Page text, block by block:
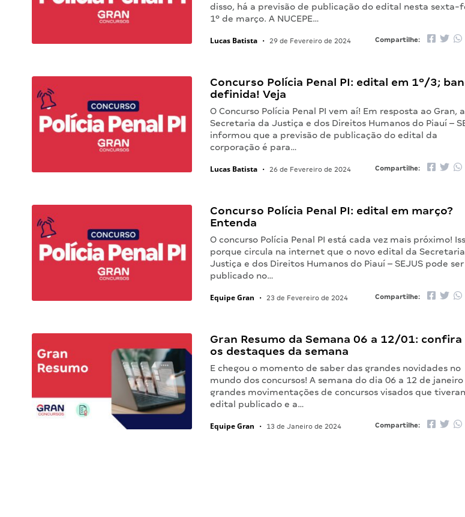
disso, há a previsão de publicação do edital nesta sexta-
1º de março. A NUCEPE…
Lucas Batista • 29 de Fevereiro de 2024 Compartilhe:
Concurso Polícia Penal PI: edital em 1º/3;
definida! Veja
O Concurso Polícia Penal PI vem aí! Em resposta ao Gran, a
Secretaria da Justiça e dos Direitos Humanos do Piauí –
informou que a previsão de publicação do edital da
corporação é para…
Lucas Batista • 26 de Fevereiro de 2024 Compartilhe:
Concurso Polícia Penal PI: edital em março?
Entenda
O concurso Polícia Penal PI está cada vez mais próximo!
porque circula na internet que o novo edital da
Justiça e dos Direitos Humanos do Piauí – SEJUS pode ser
publicado no…
Equipe Gran • 23 de Fevereiro de 2024 Compartilhe:
Gran Resumo da Semana 06 a 12/01: confira
os destaques da semana
E chegou o momento de saber das grandes novidades no
mundo dos concursos! A semana do dia 06 a 12 de
grandes movimentações de concursos visados que
edital publicado e a…
Equipe Gran • 13 de Janeiro de 2024 Compartilhe: